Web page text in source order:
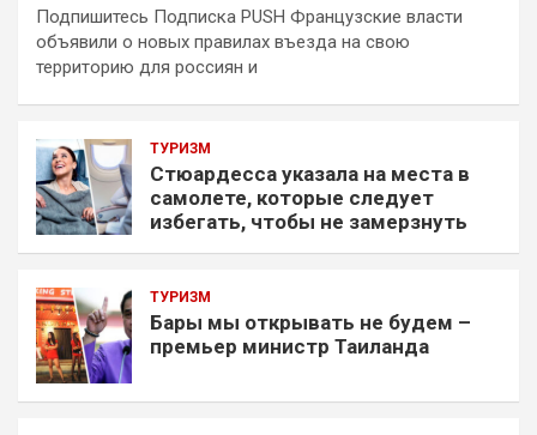
Подпишитесь Подписка PUSH Французские власти
объявили о новых правилах въезда на свою
территорию для россиян и
ТУРИЗМ
Стюардесса указала на места в
самолете, которые следует
избегать, чтобы не замерзнуть
ТУРИЗМ
Бары мы открывать не будем –
премьер министр Таиланда